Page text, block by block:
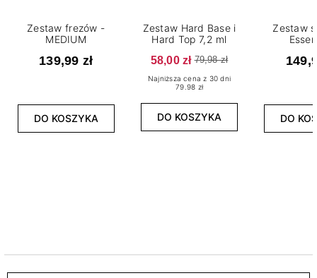
Zestaw frezów -
MEDIUM
139,99 zł
DO KOSZYKA
Zestaw Hard Base i
Hard Top 7,2 ml
58,00 zł 79,98 zł
Najniższa cena z 30 dni
79.98 zł
DO KOSZYKA
Zestaw
DO